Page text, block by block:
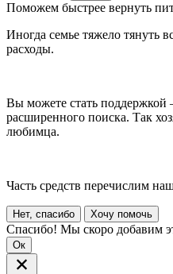
Поможем быстрее вернуть
Иногда семье тяжело тянуть
расходы.
Вы можете стать поддержкой
расширенного поиска. Так
любимца.
Часть средств перечислим
Нет, спасибо Хочу помочь
Спасибо! Мы скоро добавим
Ок